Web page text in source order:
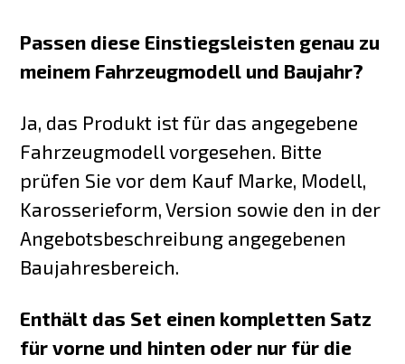
Passen diese Einstiegsleisten genau zu
meinem Fahrzeugmodell und Baujahr?
Ja, das Produkt ist für das angegebene
Fahrzeugmodell vorgesehen. Bitte
prüfen Sie vor dem Kauf Marke, Modell,
Karosserieform, Version sowie den in der
Angebotsbeschreibung angegebenen
Baujahresbereich.
Enthält das Set einen kompletten Satz
für vorne und hinten oder nur für die